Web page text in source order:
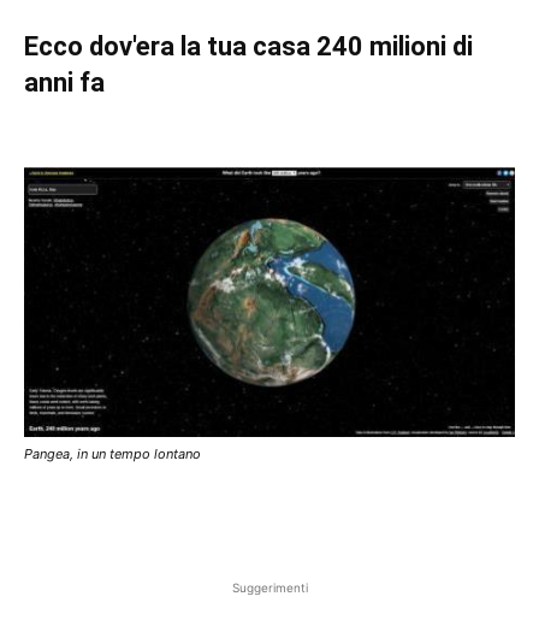
Ecco dov'era la tua casa 240 milioni di
anni fa
Pangea, in un tempo lontano
Suggerimenti